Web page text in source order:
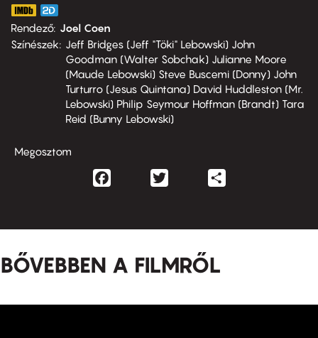
Rendező Joel Coen
Színészek
Jeff Bridges (Jeff "Töki" Lebowski) John
Goodman (Walter Sobchak) Julianne Moore
(Maude Lebowski) Steve Buscemi (Donny) John
Turturro (Jesus Quintana) David Huddleston (Mr.
Lebowski) Philip Seymour Hoffman (Brandt) Tara
Reid (Bunny Lebowski)
Megosztom
Facebook
BŐVEBBEN A FILMRŐL